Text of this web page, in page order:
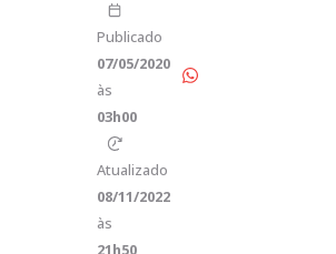
Publicado
07/05/2020
às
03h00
Atualizado
08/11/2022
às
21h50